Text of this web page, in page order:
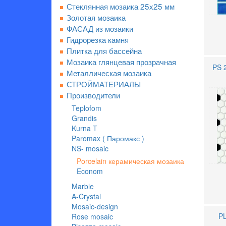
Стеклянная мозаика 25х25 мм
Золотая мозаика
ФАСАД из мозаики
Гидрорезка камня
Плитка для бассейна
Мозаика глянцевая прозрачная
Металлическая мозаика
СТРОЙМАТЕРИАЛЫ
Производители
Teplofom
Grandis
Kurna T
Paromax ( Паромакс )
NS- mosaic
Porcelain керамическая мозаика
Econom
Marble
A-Crystal
Mosaic-design
Rose mosaic
PS